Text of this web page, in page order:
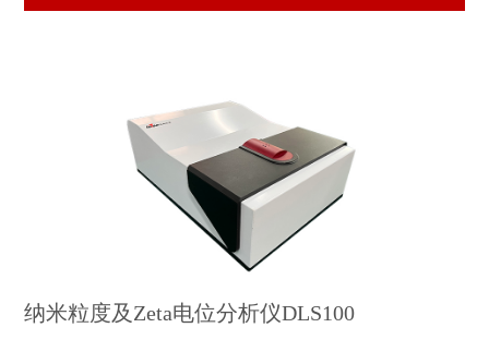
纳米粒度及Zeta电位分析仪DLS100